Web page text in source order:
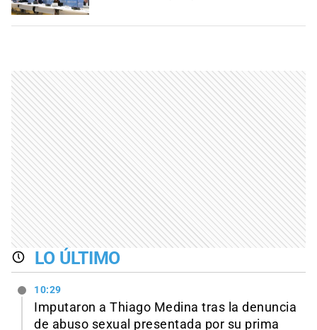
LO ÚLTIMO
10:29
Imputaron a Thiago Medina tras la denuncia
de abuso sexual presentada por su prima